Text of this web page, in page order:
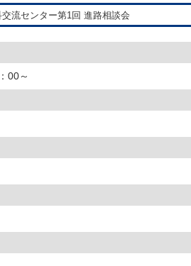
流センター第1回 進路相談会
00～